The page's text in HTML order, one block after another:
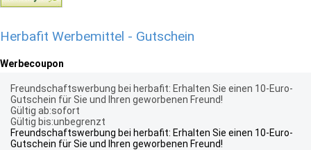
Herbafit Werbemittel - Gutschein
Werbecoupon
Freundschaftswerbung bei herbafit: Erhalten Sie einen 10-Euro-
Gutschein für Sie und Ihren geworbenen Freund!
Gültig ab:sofort
Gültig bis:unbegrenzt
Freundschaftswerbung bei herbafit: Erhalten Sie einen 10-Euro-
Gutschein für Sie und Ihren geworbenen Freund!